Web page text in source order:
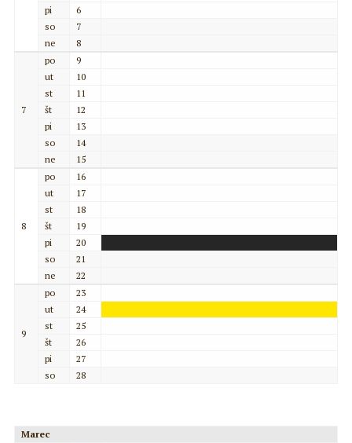
pi
6
so
7
ne
8
7
po
9
ut
10
st
11
št
12
pi
13
so
14
ne
15
8
po
16
ut
17
st
18
št
19
pi
20
so
21
ne
22
9
po
23
ut
24
st
25
št
26
pi
27
so
28
Marec